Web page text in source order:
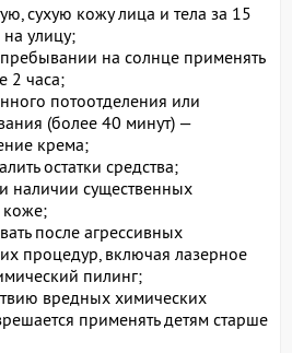
сухую кожу лица и тела за 15
улицу;
на солнце применять
2 часа;
потоотделения или
(более 40 минут) —
крема;
остатки средства;
наличии существенных
после агрессивных
процедур, включая лазерное
пилинг;
вредных химических
применять детям старше